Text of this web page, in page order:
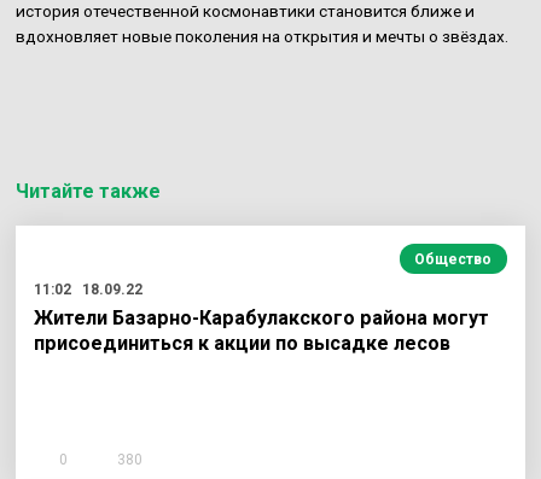
история отечественной космонавтики становится ближе и
вдохновляет новые поколения на открытия и мечты о звёздах.
Читайте также
Общество
11:02
18.09.22
Жители Базарно-Карабулакского района могут
присоединиться к акции по высадке лесов
0 380